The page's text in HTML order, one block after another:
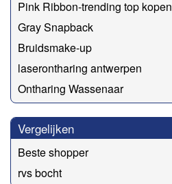
Pink Ribbon-trending top kopen
Gray Snapback
Bruidsmake-up
laserontharing antwerpen
Ontharing Wassenaar
Vergelijken
Beste shopper
rvs bocht